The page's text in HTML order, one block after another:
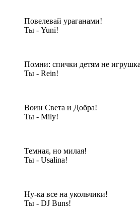
Повелевай ураганами!
Ты - Yuni!
Помни: спички детям не
Ты - Rein!
Воин Света и Добра!
Ты - Mily!
Темная, но милая!
Ты - Usalina!
Ну-ка все на укольчики!
Ты - DJ Buns!